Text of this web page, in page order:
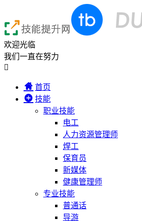
欢迎光临
我们一直在努力

首页
技能
职业技能
电工
人力资源管理师
焊工
保育员
新媒体
健康管理师
专业技能
普通话
导游